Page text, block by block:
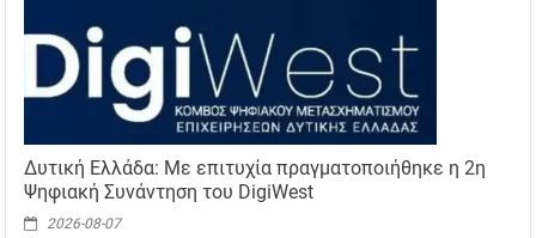
Δυτική Ελλάδα: Με επιτυχία πραγματοποιήθηκε η 2η
Ψηφιακή Συνάντηση του DigiWest
2026-08-07